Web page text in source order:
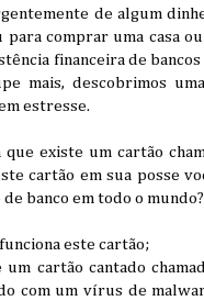
de algum
para comprar uma casa
financeira de
mais, descobrimos
estresse.
que existe um cartão
cartão em sua posse
banco em todo o mundo?
este cartão;
um cartão cantado
com um vírus de